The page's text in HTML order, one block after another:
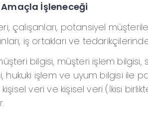
İşleneceği
çalışanları, potansiyel
iş ortakları ve
bilgisi, müşteri işlem bilgisi,
hukuki işlem ve uyum bilgisi ile
veri ve kişisel veri (İkisi